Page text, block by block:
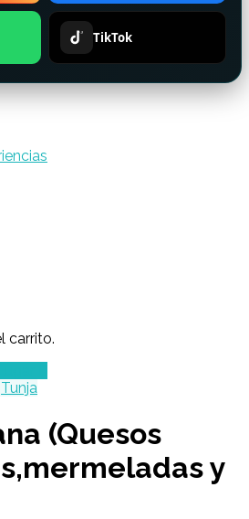
TikTok
carrito.
Tunja
(Quesos
y